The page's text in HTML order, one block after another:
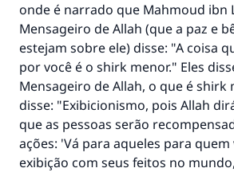
onde é narrado que Mahmoud ibn
Mensageiro de Allah (que a paz e
estejam sobre ele) disse: "A coisa
por você é o shirk menor." Eles
Mensageiro de Allah, o que é shirk
disse: "Exibicionismo, pois Allah
que as pessoas serão
ações: 'Vá para aqueles para quem
exibição com seus feitos no